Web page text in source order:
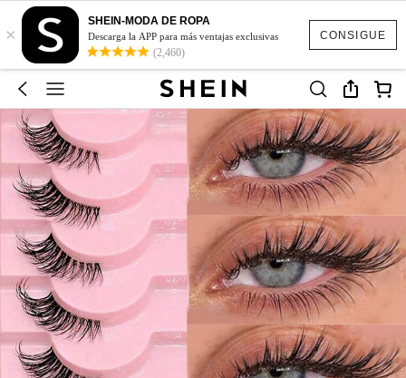
CONSIGUE
×
SHEIN-MODA DE ROPA
Descarga la APP para más ventajas exclusivas
(2,460)